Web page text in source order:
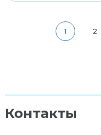
1 2
Контакты